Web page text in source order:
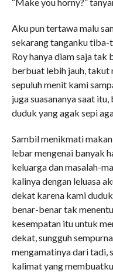
Aku pun tertawa malu
sekarang tanganku tiba-
Roy hanya diam saja tak
berbuat lebih jauh, takut
sepuluh menit kami
juga suasananya saat
duduk yang agak sepi
Sambil menikmati
lebar mengenai banyak
keluarga dan masalah-
kalinya dengan leluasa
dekat karena kami
benar-benar tak
kesempatan itu untuk
dekat, sungguh
mengamatinya dari tadi,
kalimat yang